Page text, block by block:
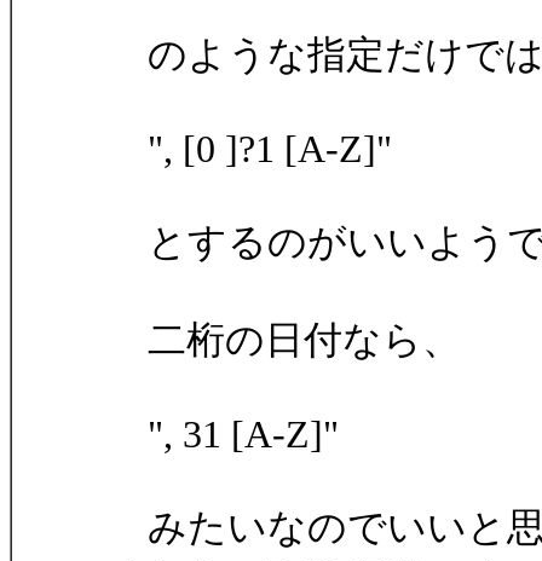
のような指定だけで
", [0 ]?1 [A-Z]"
とするのがいいよう
二桁の日付なら、
", 31 [A-Z]"
みたいなのでいいと